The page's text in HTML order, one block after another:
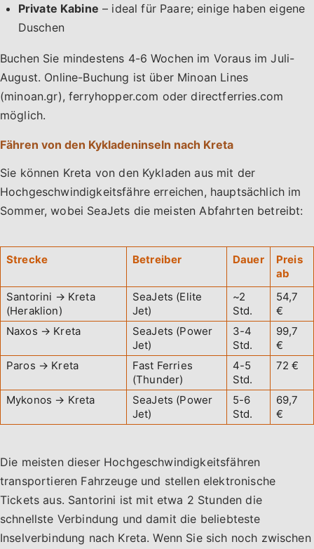
Private Kabine – ideal für Paare; einige haben eigene
Duschen
Buchen Sie mindestens 4-6 Wochen im Voraus im Juli-
August. Online-Buchung ist über Minoan Lines
(minoan.gr), ferryhopper.com oder directferries.com
möglich.
Fähren von den Kykladeninseln nach Kreta
Sie können Kreta von den Kykladen aus mit der
Hochgeschwindigkeitsfähre erreichen, hauptsächlich im
Sommer, wobei SeaJets die meisten Abfahrten betreibt:
Strecke Betreiber Dauer
Preis
ab
Santorini → Kreta
(Heraklion)
SeaJets (Elite
Jet)
~2
Std.
54,7
€
Naxos → Kreta
SeaJets (Power
Jet)
3-4
Std.
99,7
€
Paros → Kreta
Fast Ferries
(Thunder)
4-5
Std.
72 €
Mykonos → Kreta
SeaJets (Power
Jet)
5-6
Std.
69,7
€
Die meisten dieser Hochgeschwindigkeitsfähren
transportieren Fahrzeuge und stellen elektronische
Tickets aus. Santorini ist mit etwa 2 Stunden die
schnellste Verbindung und damit die beliebteste
Inselverbindung nach Kreta. Wenn Sie sich noch zwischen